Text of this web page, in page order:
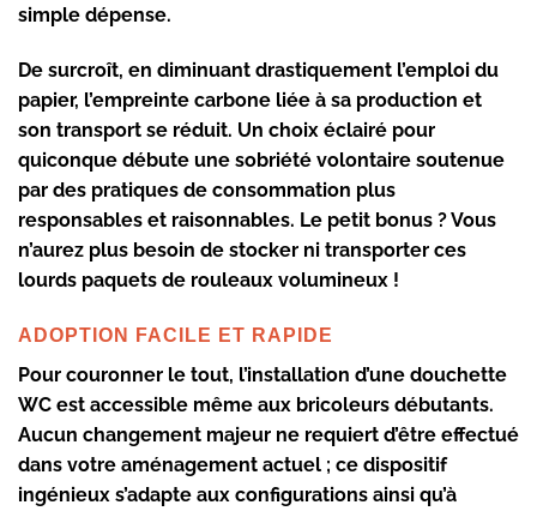
simple dépense.
De surcroît, en diminuant drastiquement l’emploi du
papier, l’empreinte carbone liée à sa production et
son transport se réduit. Un choix éclairé pour
quiconque débute une sobriété volontaire soutenue
par des pratiques de consommation plus
responsables et raisonnables. Le petit bonus ? Vous
n’aurez plus besoin de stocker ni transporter ces
lourds paquets de rouleaux volumineux !
ADOPTION FACILE ET RAPIDE
Pour couronner le tout, l’installation d’une douchette
WC est accessible même aux bricoleurs débutants.
Aucun changement majeur ne requiert d’être effectué
dans votre aménagement actuel ; ce dispositif
ingénieux s’adapte aux configurations ainsi qu’à